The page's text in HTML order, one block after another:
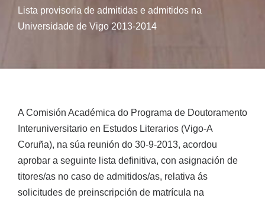
Lista provisoria de admitidas e admitidos na
Universidade de Vigo 2013-2014
A Comisión Académica do Programa de Doutoramento
Interuniversitario en Estudos Literarios (Vigo-A
Coruña), na súa reunión do 30-9-2013, acordou
aprobar a seguinte lista definitiva, con asignación de
titores/as no caso de admitidos/as, relativa ás
solicitudes de preinscripción de matrícula na